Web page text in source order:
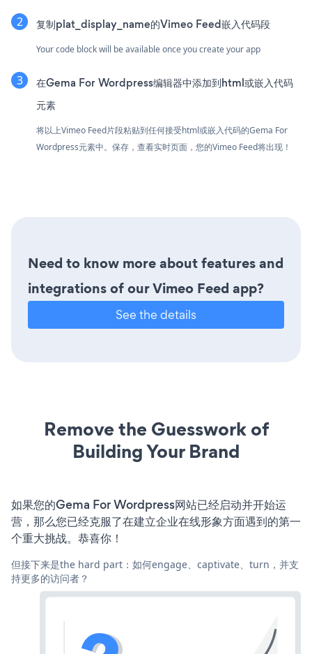
复制plat_display_name的Vimeo Feed嵌入代码段
Your code block will be available once you create your app
在Gema For Wordpress编辑器中添加到html或嵌入代码
元素
将以上Vimeo Feed片段粘贴到任何接受html或嵌入代码的Gema For
Wordpress元素中。保存，查看实时页面，您的Vimeo Feed将出现！
Need to know more about features and
integrations of our Vimeo Feed app?
See the details
Remove the Guesswork of
Building Your Brand
如果您的Gema For Wordpress网站已经启动并开始运
营，那么您已经克服了在建立企业在线形象方面遇到的第一
个重大挑战。恭喜你！
但接下来是the hard part：如何engage、captivate、turn，并支
持更多的访问者？